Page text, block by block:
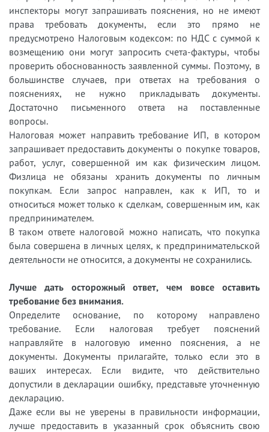
инспекторы могут запрашивать пояснения, но не имеют
права требовать документы, если это прямо не
предусмотрено Налоговым кодексом: по НДС с суммой к
возмещению они могут запросить счета-фактуры, чтобы
проверить обоснованность заявленной суммы. Поэтому, в
большинстве случаев, при ответах на требования о
пояснениях, не нужно прикладывать документы.
Достаточно письменного ответа на поставленные
вопросы.
Налоговая может направить требование ИП, в котором
запрашивает предоставить документы о покупке товаров,
работ, услуг, совершенной им как физическим лицом.
Физлица не обязаны хранить документы по личным
покупкам. Если запрос направлен, как к ИП, то и
относиться может только к сделкам, совершенным им, как
предпринимателем.
В таком ответе налоговой можно написать, что покупка
была совершена в личных целях, к предпринимательской
деятельности не относится, а документы не сохранились.
Лучше дать осторожный ответ, чем вовсе оставить
требование без внимания.
Определите основание, по которому направлено
требование. Если налоговая требует пояснений
направляйте в налоговую именно пояснения, а не
документы. Документы прилагайте, только если это в
ваших интересах. Если видите, что действительно
допустили в декларации ошибку, представьте уточненную
декларацию.
Даже если вы не уверены в правильности информации,
лучше предоставить в указанный срок объяснить свою